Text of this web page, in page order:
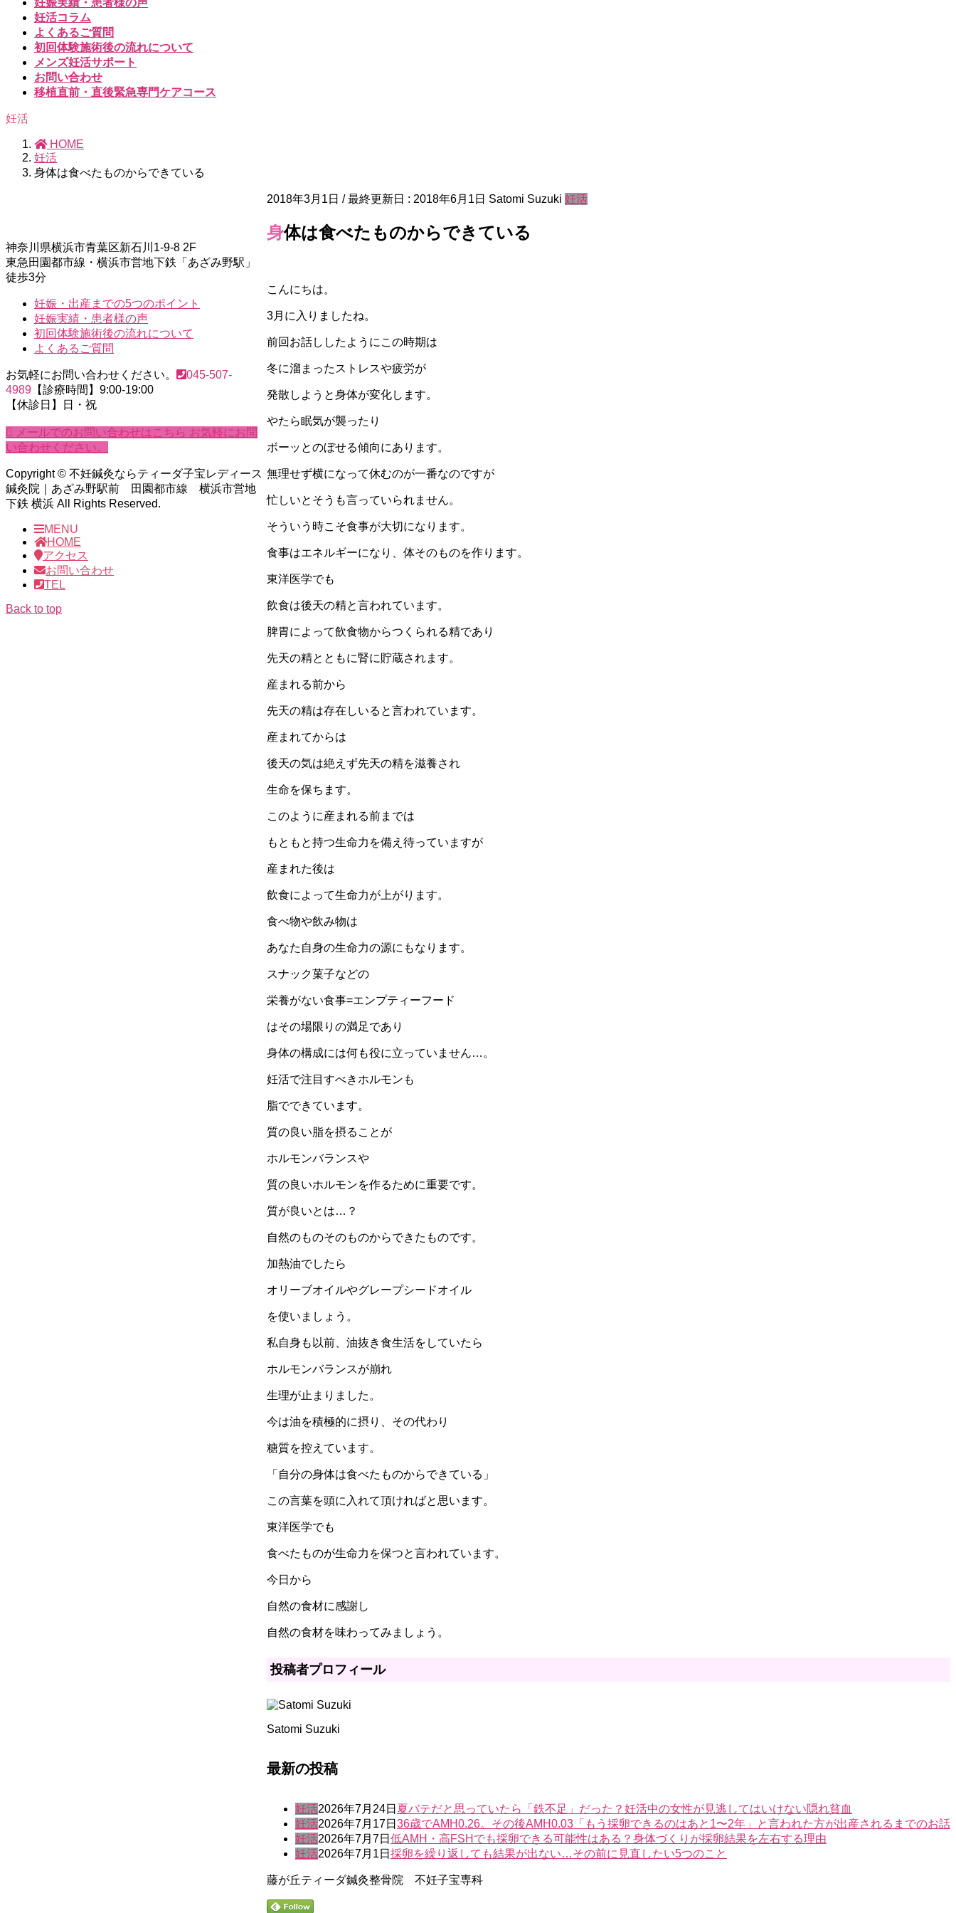
妊活コラム
よくあるご質問
初回体験施術後の流れについて
メンズ妊活サポート
お問い合わせ
移植直前・直後緊急専門ケアコース
妊活
HOME
妊活
身体は食べたものからできている
2018年3月1日 / 最終更新日 : 2018年6月1日 Satomi Suzuki 妊活
身体は食べたものからできている
こんにちは。
3月に入りましたね。
前回お話ししたようにこの時期は
冬に溜まったストレスや疲労が
発散しようと身体が変化します。
やたら眠気が襲ったり
ボーッとのぼせる傾向にあります。
無理せず横になって休むのが一番なのですが
忙しいとそうも言っていられません。
そういう時こそ食事が大切になります。
食事はエネルギーになり、体そのものを作ります。
東洋医学でも
飲食は後天の精と言われています。
脾胃によって飲食物からつくられる精であり
先天の精とともに腎に貯蔵されます。
産まれる前から
先天の精は存在しいると言われています。
産まれてからは
後天の気は絶えず先天の精を滋養され
生命を保ちます。
このように産まれる前までは
もともと持つ生命力を備え待っていますが
産まれた後は
飲食によって生命力が上がります。
食べ物や飲み物は
あなた自身の生命力の源にもなります。
スナック菓子などの
栄養がない食事=エンプティーフード
はその場限りの満足であり
身体の構成には何も役に立っていません…。
妊活で注目すべきホルモンも
脂でできています。
質の良い脂を摂ることが
ホルモンバランスや
質の良いホルモンを作るために重要です。
質が良いとは…？
自然のものそのものからできたものです。
加熱油でしたら
オリーブオイルやグレープシードオイル
を使いましょう。
私自身も以前、油抜き食生活をしていたら
ホルモンバランスが崩れ
生理が止まりました。
今は油を積極的に摂り、その代わり
糖質を控えています。
「自分の身体は食べたものからできている」
この言葉を頭に入れて頂ければと思います。
東洋医学でも
食べたものが生命力を保つと言われています。
今日から
自然の食材に感謝し
自然の食材を味わってみましょう。
投稿者プロフィール
Satomi Suzuki
最新の投稿
妊活2026年7月24日 夏バテだと思っていたら「鉄不足」だった？妊活中の女性が見逃してはいけない隠れ貧血
妊活2026年7月17日 36歳でAMH0.26。その後AMH0.03「もう採卵できるのはあと1〜2年」と言われた方が出産されるまでのお話
妊活2026年7月7日 低AMH・高FSHでも採卵できる可能性はある？身体づくりが採卵結果を左右する理由
妊活2026年7月1日 採卵を繰り返しても結果が出ない…その前に見直したい5つのこと
藤が丘ティーダ鍼灸整骨院 不妊子宝専科
神奈川県横浜市青葉区新石川1-9-8 2F
東急田園都市線・横浜市営地下鉄「あざみ野駅」
徒歩3分
妊娠・出産までの5つのポイント
妊娠実績・患者様の声
初回体験施術後の流れについて
よくあるご質問
お気軽にお問い合わせください。
045-507-
4989 【診療時間】9:00-19:00
【休診日】日・祝
メールでのお問い合わせはこちら お気軽にお問
い合わせください。
Copyright © 不妊鍼灸ならティーダ子宝レディース
鍼灸院｜あざみ野駅前 田園都市線 横浜市営地
下鉄 横浜 All Rights Reserved.
MENU
HOME
アクセス
お問い合わせ
TEL
Back to top